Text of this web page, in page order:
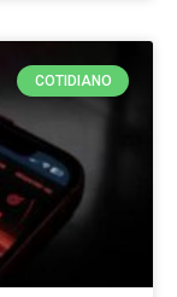
COTIDIANO